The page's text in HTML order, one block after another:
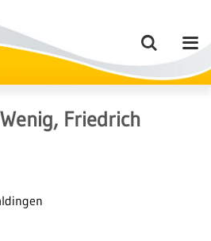
Wenig, Friedrich